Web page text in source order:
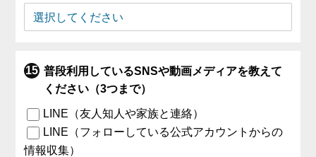
普段利用しているSNSや動画メディアを教えて
ください（3つまで）
LINE（友人知人や家族と連絡）
LINE（フォローしている公式アカウントからの
情報収集）